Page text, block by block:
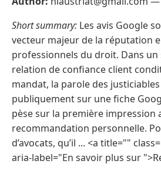
Short summary: Les avis Google
vecteur majeur de la réputation
professionnels du droit. Dans un
relation de confiance client
mandat, la parole des
publiquement sur une fiche
pèse sur la première impression
recommandation personnelle.
d’avocats, qu’il ... <a title=""
aria-label="En savoir plus sur